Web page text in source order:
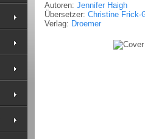
Autoren: Jennifer Haigh
Übersetzer: Christine Frick-
Verlag: Droemer